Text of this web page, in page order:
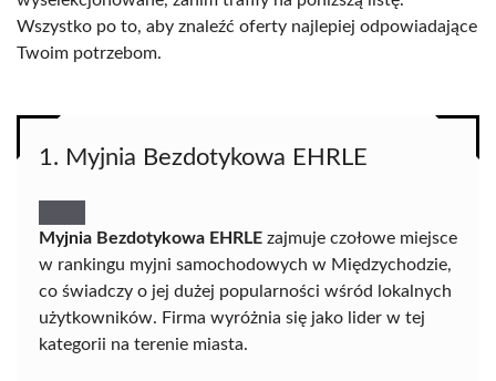
Wszystko po to, aby znaleźć oferty najlepiej odpowiadające
Twoim potrzebom.
1. Myjnia Bezdotykowa EHRLE
Myjnia Bezdotykowa EHRLE zajmuje czołowe miejsce
w rankingu myjni samochodowych w Międzychodzie,
co świadczy o jej dużej popularności wśród lokalnych
użytkowników. Firma wyróżnia się jako lider w tej
kategorii na terenie miasta.